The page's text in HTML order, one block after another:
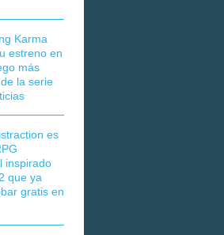
Karma
estreno en
más
la serie
es
inspirado
que ya
gratis en